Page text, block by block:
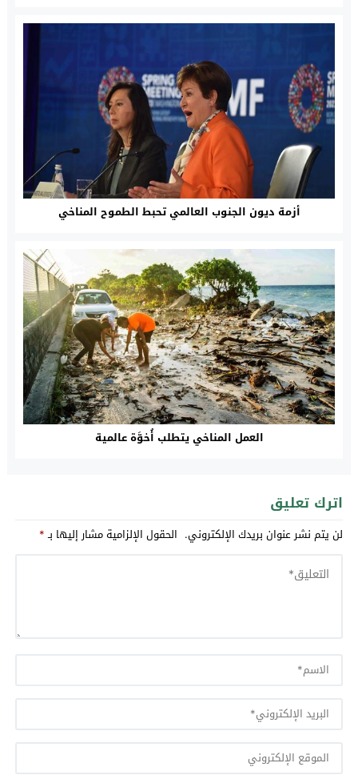
أزمة ديون الجنوب العالمي تحبط الطموح المناخي
العمل المناخي يتطلب أُخوَّة عالمية
اترك تعليق
لن يتم نشر عنوان بريدك الإلكتروني. الحقول الإلزامية مشار إليها بـ*